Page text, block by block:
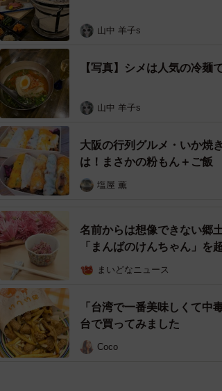
山中 羊子s
【写真】シメは人気の冷麺
山中 羊子s
大阪の行列グルメ・いか
は！まさかの粉もん＋ご飯
塩屋 薫
名前からは想像できない郷
「まんばのけんちゃん」を
まいどなニュース
「台湾で一番美味しくて
台で買ってみました
Coco